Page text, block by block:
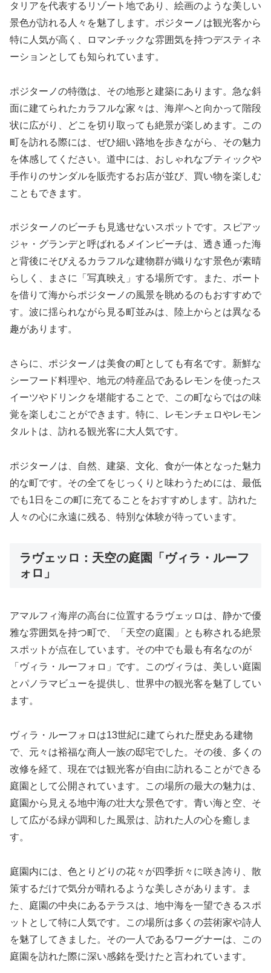
タリアを代表するリゾート地であり、絵画のような美しい
景色が訪れる人々を魅了します。ポジターノは観光客から
特に人気が高く、ロマンチックな雰囲気を持つデスティネ
ーションとしても知られています。
ポジターノの特徴は、その地形と建築にあります。急な斜
面に建てられたカラフルな家々は、海岸へと向かって階段
状に広がり、どこを切り取っても絶景が楽しめます。この
町を訪れる際には、ぜひ細い路地を歩きながら、その魅力
を体感してください。道中には、おしゃれなブティックや
手作りのサンダルを販売するお店が並び、買い物を楽しむ
こともできます。
ポジターノのビーチも見逃せないスポットです。スピアッ
ジャ・グランデと呼ばれるメインビーチは、透き通った海
と背後にそびえるカラフルな建物群が織りなす景色が素晴
らしく、まさに「写真映え」する場所です。また、ボート
を借りて海からポジターノの風景を眺めるのもおすすめで
す。波に揺られながら見る町並みは、陸上からとは異なる
趣があります。
さらに、ポジターノは美食の町としても有名です。新鮮な
シーフード料理や、地元の特産品であるレモンを使ったス
イーツやドリンクを堪能することで、この町ならではの味
覚を楽しむことができます。特に、レモンチェロやレモン
タルトは、訪れる観光客に大人気です。
ポジターノは、自然、建築、文化、食が一体となった魅力
的な町です。その全てをじっくりと味わうためには、最低
でも1日をこの町に充てることをおすすめします。訪れた
人々の心に永遠に残る、特別な体験が待っています。
ラヴェッロ：天空の庭園「ヴィラ・ルーフ
ォロ」
アマルフィ海岸の高台に位置するラヴェッロは、静かで優
雅な雰囲気を持つ町で、「天空の庭園」とも称される絶景
スポットが点在しています。その中でも最も有名なのが
「ヴィラ・ルーフォロ」です。このヴィラは、美しい庭園
とパノラマビューを提供し、世界中の観光客を魅了してい
ます。
ヴィラ・ルーフォロは13世紀に建てられた歴史ある建物
で、元々は裕福な商人一族の邸宅でした。その後、多くの
改修を経て、現在では観光客が自由に訪れることができる
庭園として公開されています。この場所の最大の魅力は、
庭園から見える地中海の壮大な景色です。青い海と空、そ
して広がる緑が調和した風景は、訪れた人の心を癒しま
す。
庭園内には、色とりどりの花々が四季折々に咲き誇り、散
策するだけで気分が晴れるような美しさがあります。ま
た、庭園の中央にあるテラスは、地中海を一望できるスポ
ットとして特に人気です。この場所は多くの芸術家や詩人
を魅了してきました。その一人であるワーグナーは、この
庭園を訪れた際に深い感銘を受けたと言われています。